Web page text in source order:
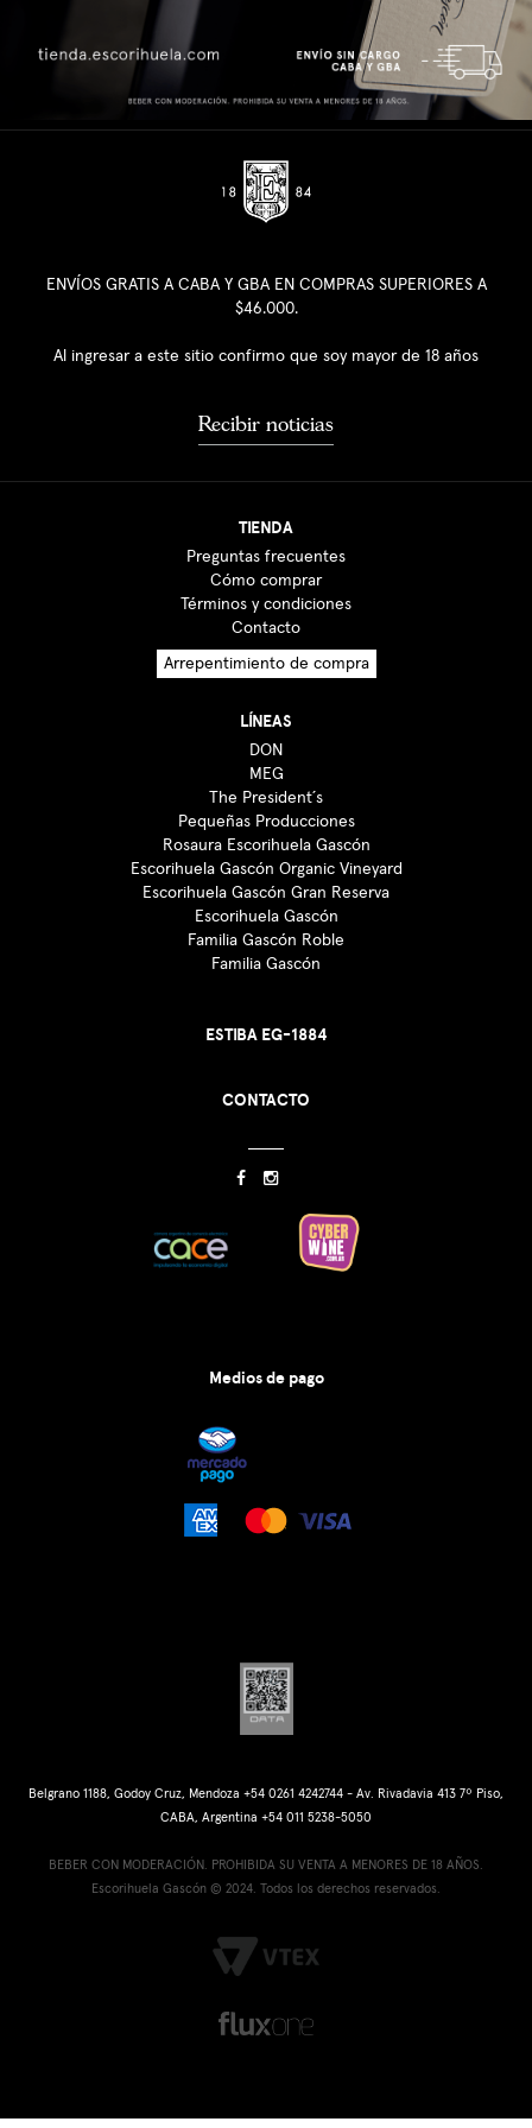
ENVÍOS GRATIS A CABA Y GBA EN COMPRAS SUPERIORES A
$46.000.
Al ingresar a este sitio confirmo que soy mayor de 18 años
Recibir noticias
TIENDA
Preguntas frecuentes
Cómo comprar
Términos y condiciones
Contacto
Arrepentimiento de compra
LÍNEAS
DON
MEG
The President´s
Pequeñas Producciones
Rosaura Escorihuela Gascón
Escorihuela Gascón Organic Vineyard
Escorihuela Gascón Gran Reserva
Escorihuela Gascón
Familia Gascón Roble
Familia Gascón
ESTIBA EG-1884
CONTACTO
Medios de pago
Belgrano 1188, Godoy Cruz, Mendoza +54 0261 4242744 - Av. Rivadavia 413 7º Piso,
CABA, Argentina +54 011 5238-5050
BEBER CON MODERACIÓN. PROHIBIDA SU VENTA A MENORES DE 18 AÑOS.
Escorihuela Gascón © 2024. Todos los derechos reservados.